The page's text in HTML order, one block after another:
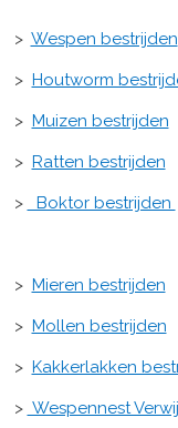
> Wespen bestrijden
> Houtworm
> Muizen bestrijden
> Ratten bestrijden
> Boktor bestrijden
> Mieren bestrijden
> Mollen bestrijden
> Kakkerlakken
> Wespennest